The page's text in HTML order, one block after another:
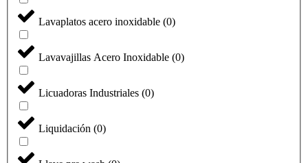
Lavaplatos acero inoxidable (0)
Lavavajillas Acero Inoxidable (0)
Licuadoras Industriales (0)
Liquidación (0)